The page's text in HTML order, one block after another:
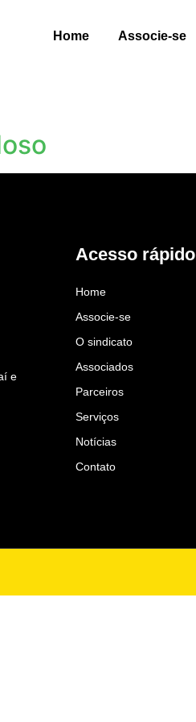
Home Associe-se
e
Acesso rápido
Home
Associe-se
O sindicato
Associados
Parceiros
Serviços
Notícias
Contato